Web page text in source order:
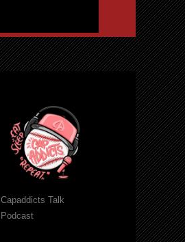
Capaddicts Talk
Podcast